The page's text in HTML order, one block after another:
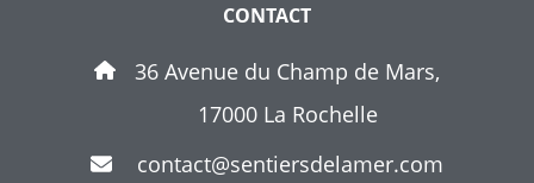
CONTACT
36 Avenue du Champ de Mars,
17000 La Rochelle
contact@sentiersdelamer.com